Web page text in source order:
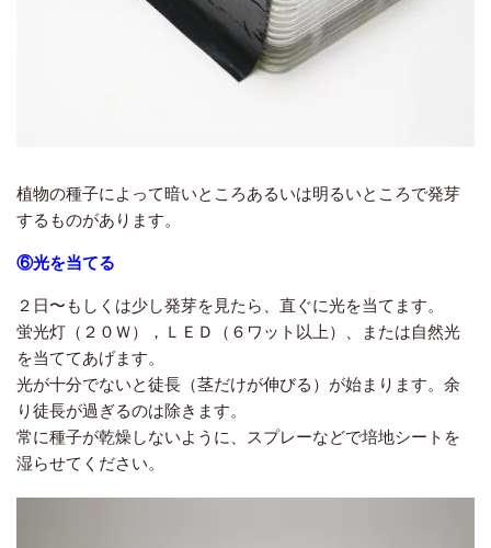
植物の種子によって暗いところあるいは明るいところで発芽
するものがあります。
⑥光を当てる
２日〜もしくは少し発芽を見たら、直ぐに光を当てます。
蛍光灯（２０Ｗ），ＬＥＤ（６ワット以上）、または自然光
を当ててあげます。
光が十分でないと徒長（茎だけが伸びる）が始まります。余
り徒長が過ぎるのは除きます。
常に種子が乾燥しないように、スプレーなどで培地シートを
湿らせてください。